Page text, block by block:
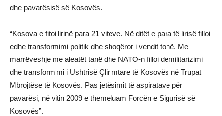
dhe pavarësisë së Kosovës.
“Kosova e fitoi lirinë para 21 viteve. Në ditët e para të lirisë filloi
edhe transformimi politik dhe shoqëror i vendit tonë. Me
marrëveshje me aleatët tanë dhe NATO-n filloi demilitarizimi
dhe transformimi i Ushtrisë Çlirimtare të Kosovës në Trupat
Mbrojtëse të Kosovës. Pas jetësimit të aspiratave për
pavarësi, në vitin 2009 e themeluam Forcën e Sigurisë së
Kosovës”.